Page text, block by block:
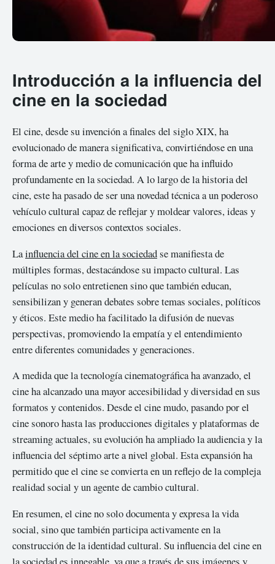
Introducción a la influencia del
cine en la sociedad
El cine, desde su invención a finales del siglo XIX, ha
evolucionado de manera significativa, convirtiéndose en una
forma de arte y medio de comunicación que ha influido
profundamente en la sociedad. A lo largo de la historia del
cine, este ha pasado de ser una novedad técnica a un poderoso
vehículo cultural capaz de reflejar y moldear valores, ideas y
emociones en diversos contextos sociales.
Lainfluencia del cine en la sociedadse manifiesta de
múltiples formas, destacándose su impacto cultural. Las
películas no solo entretienen sino que también educan,
sensibilizan y generan debates sobre temas sociales, políticos
y éticos. Este medio ha facilitado la difusión de nuevas
perspectivas, promoviendo la empatía y el entendimiento
entre diferentes comunidades y generaciones.
A medida que la tecnología cinematográfica ha avanzado, el
cine ha alcanzado una mayor accesibilidad y diversidad en sus
formatos y contenidos. Desde el cine mudo, pasando por el
cine sonoro hasta las producciones digitales y plataformas de
streaming actuales, su evolución ha ampliado la audiencia y la
influencia del séptimo arte a nivel global. Esta expansión ha
permitido que el cine se convierta en un reflejo de la compleja
realidad social y un agente de cambio cultural.
En resumen, el cine no solo documenta y expresa la vida
social, sino que también participa activamente en la
construcción de la identidad cultural. Su influencia del cine en